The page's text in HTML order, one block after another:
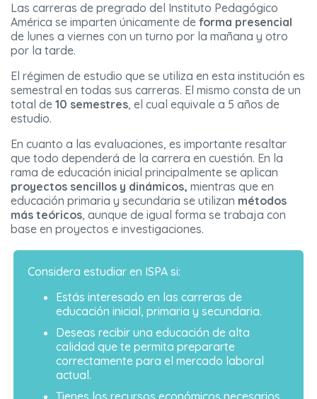
Las carreras de pregrado del Instituto Pedagógico
América se imparten únicamente de forma presencial
de lunes a viernes con un turno por la mañana y otro
por la tarde.
El régimen de estudio que se utiliza en esta institución es
semestral en todas sus carreras. El mismo consta de un
total de 10 semestres, el cual equivale a 5 años de
estudio.
En cuanto a las evaluaciones, es importante resaltar
que todo dependerá de la carrera en cuestión. En la
rama de educación inicial principalmente se aplican
proyectos sencillos y dinámicos, mientras que en
educación primaria y secundaria se utilizan métodos
más teóricos, aunque de igual forma se trabaja con
base en proyectos e investigaciones.
Considera estudiar en ISPA si:
Estás interesado en las carreras de
educación inicial, primaria y secundaria.
Deseas recibir una educación de alta
calidad que te permita prepararte
correctamente para el mercado laboral
actual.